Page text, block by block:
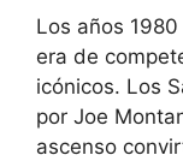
Los años
era de
icónicos. Los
por Joe
ascenso